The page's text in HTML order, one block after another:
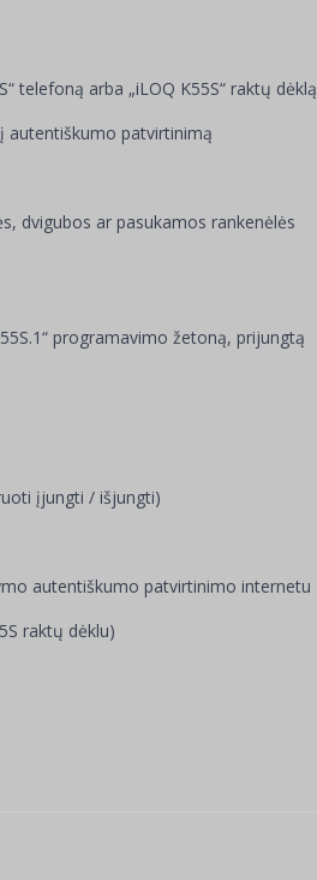
telefoną arba „iLOQ K55S“ raktų dėklą
autentiškumo patvirtinimą
dvigubos ar pasukamos rankenėlės
programavimo žetoną, prijungtą
įjungti / išjungti)
autentiškumo patvirtinimo internetu
raktų dėklu)